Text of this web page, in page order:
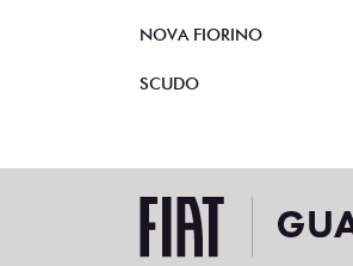
NOVA FIORINO
SCUDO